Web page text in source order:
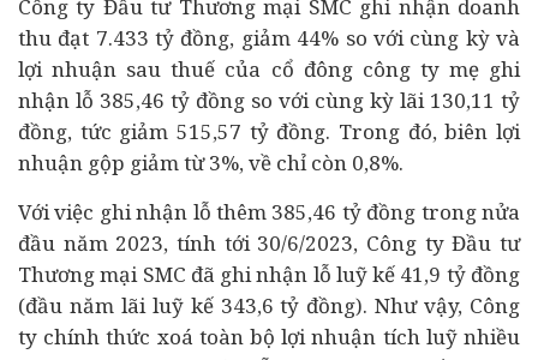
Công ty Đầu tư Thương mại SMC ghi nhận doanh
thu đạt 7.433 tỷ đồng, giảm 44% so với cùng kỳ và
lợi nhuận sau thuế của cổ đông công ty mẹ ghi
nhận lỗ 385,46 tỷ đồng so với cùng kỳ lãi 130,11 tỷ
đồng, tức giảm 515,57 tỷ đồng. Trong đó, biên lợi
nhuận gộp giảm từ 3%, về chỉ còn 0,8%.
Với việc ghi nhận lỗ thêm 385,46 tỷ đồng trong nửa
đầu năm 2023, tính tới 30/6/2023, Công ty Đầu tư
Thương mại SMC đã ghi nhận lỗ luỹ kế 41,9 tỷ đồng
(đầu năm lãi luỹ kế 343,6 tỷ đồng). Như vậy, Công
ty chính thức xoá toàn bộ lợi nhuận tích luỹ nhiều